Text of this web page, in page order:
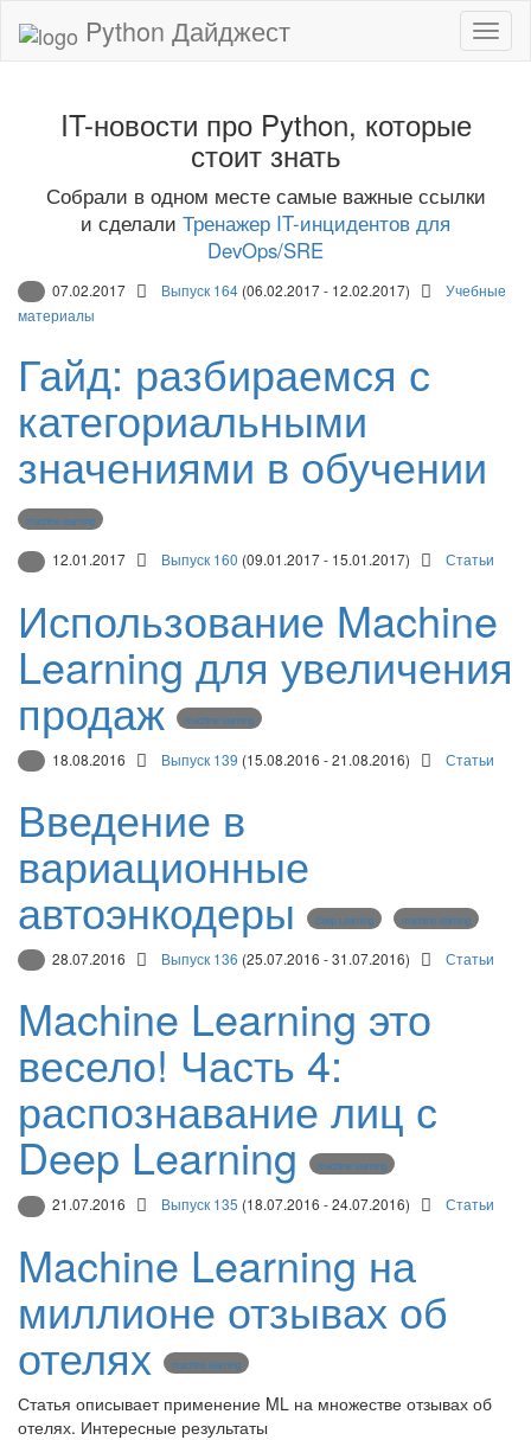
Python Дайджест
IT-новости про Python, которые
стоит знать
Собрали в одном месте самые важные ссылки
и сделали Тренажер IT-инцидентов для
DevOps/SRE
07.02.2017 Выпуск 164 (06.02.2017 - 12.02.2017)
Учебные
материалы
Гайд: разбираемся с
категориальными
значениями в обучении
machine learning
12.01.2017 Выпуск 160 (09.01.2017 - 15.01.2017) Статьи
Использование Machine
Learning для увеличения
продаж machine learning
18.08.2016 Выпуск 139 (15.08.2016 - 21.08.2016) Статьи
Введение в
вариационные
автоэнкодеры Deep Learning machine learning
28.07.2016 Выпуск 136 (25.07.2016 - 31.07.2016) Статьи
Machine Learning это
весело! Часть 4:
распознавание лиц с
Deep Learning machine learning
21.07.2016 Выпуск 135 (18.07.2016 - 24.07.2016) Статьи
Machine Learning на
миллионе отзывах об
отелях machine learning
Статья описывает применение ML на множестве отзывах об
отелях. Интересные результаты